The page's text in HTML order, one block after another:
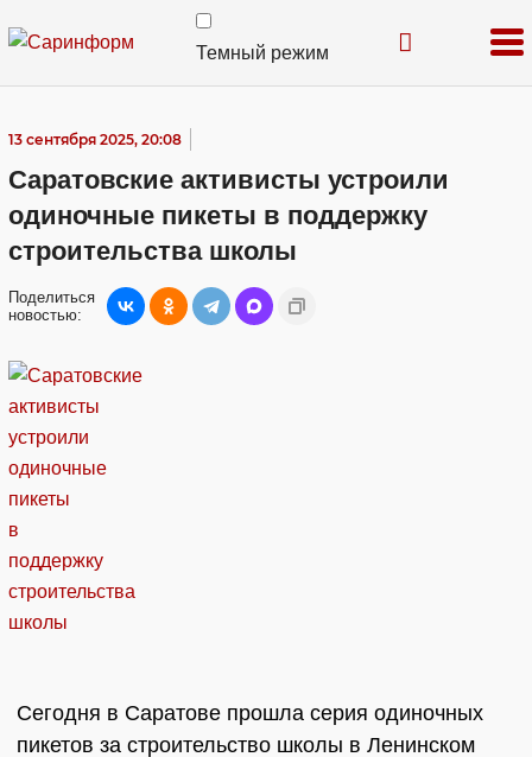
Темный режим
13 сентября 2025, 20:08
Саратовские активисты устроили
одиночные пикеты в поддержку
строительства школы
Поделиться
новостью:
Сегодня в Саратове прошла серия одиночных
пикетов за строительство школы в Ленинском